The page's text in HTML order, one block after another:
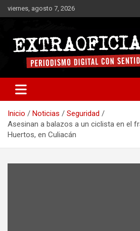
Saltar
al
viernes, agosto 7, 2026
Extraoficial
Inicio Noticias
Seguridad
Asesinan a balazos a un ciclista en el
Huertos, en Culiacán